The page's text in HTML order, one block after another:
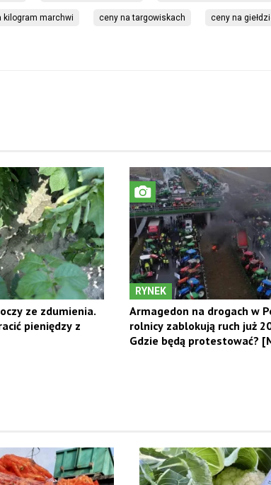
kilogram marchwi ceny na targowiskach ceny na
ze zdumienia.
pieniędzy z
RYNEK
Armagedon na drogach w
rolnicy zablokują ruch już
Gdzie będą protestować?